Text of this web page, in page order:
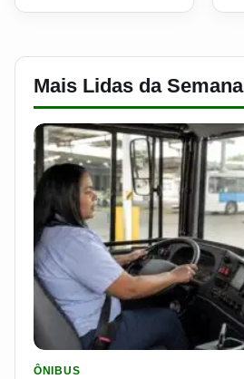
Mais Lidas da Semana
ÔNIBUS